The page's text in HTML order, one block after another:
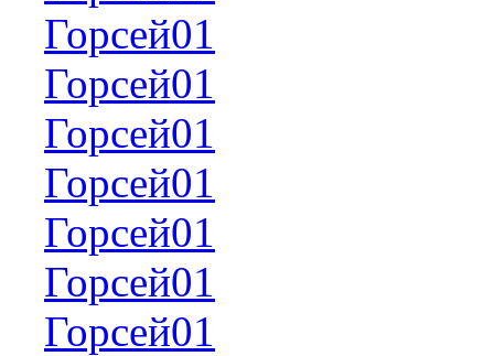
Горсей01
Горсей01
Горсей01
Горсей01
Горсей01
Горсей01
Горсей01